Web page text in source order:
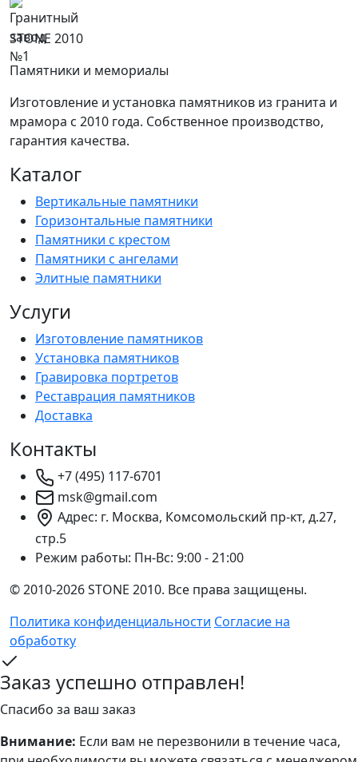
STONE 2010
Памятники и мемориалы
Изготовление и установка памятников из гранита и
мрамора с 2010 года. Собственное производство,
гарантия качества.
Каталог
Вертикальные памятники
Горизонтальные памятники
Памятники с крестом
Памятники с ангелами
Элитные памятники
Услуги
Изготовление памятников
Установка памятников
Гравировка портретов
Реставрация памятников
Доставка
Контакты
+7 (495) 117-6701
msk@gmail.com
Адрес: г. Москва, Комсомольский пр-кт, д.27,
стр.5
Режим работы: Пн-Вс: 9:00 - 21:00
© 2010-2026 STONE 2010. Все права защищены.
Политика конфиденциальности Согласие на
обработку
Заказ успешно отправлен!
Спасибо за ваш заказ
Внимание: Если вам не перезвонили в течение часа,